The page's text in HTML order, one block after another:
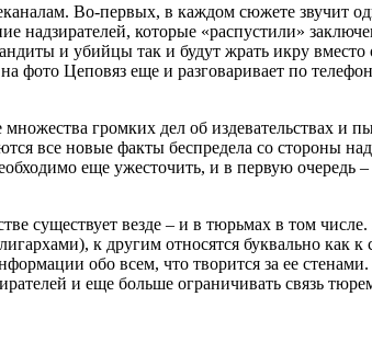
Во-первых, в каждом сюжете звучит
надзирателей, которые «распустили»
и убийцы так и будут жрать икру вместо
фото Цеповяз еще и разговаривает по
громких дел об издевательствах и
все новые факты беспредела со стороны
еще ужесточить, и в первую
существует везде – и в тюрьмах в том
к другим относятся буквально
обо всем, что творится за ее
и еще больше ограничивать связь